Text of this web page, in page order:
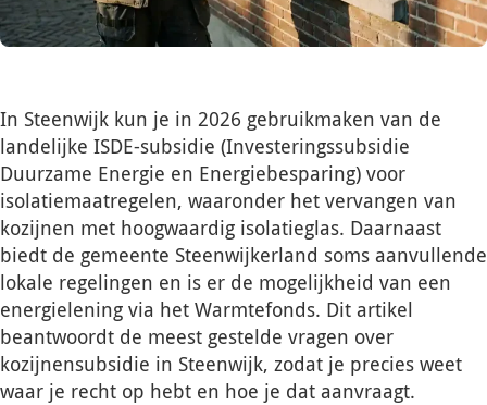
In Steenwijk kun je in 2026 gebruikmaken van de
landelijke ISDE-subsidie (Investeringssubsidie
Duurzame Energie en Energiebesparing) voor
isolatiemaatregelen, waaronder het vervangen van
kozijnen met hoogwaardig isolatieglas. Daarnaast
biedt de gemeente Steenwijkerland soms aanvullende
lokale regelingen en is er de mogelijkheid van een
energielening via het Warmtefonds. Dit artikel
beantwoordt de meest gestelde vragen over
kozijnensubsidie in Steenwijk, zodat je precies weet
waar je recht op hebt en hoe je dat aanvraagt.